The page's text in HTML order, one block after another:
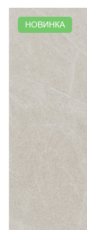
НОВИНКА